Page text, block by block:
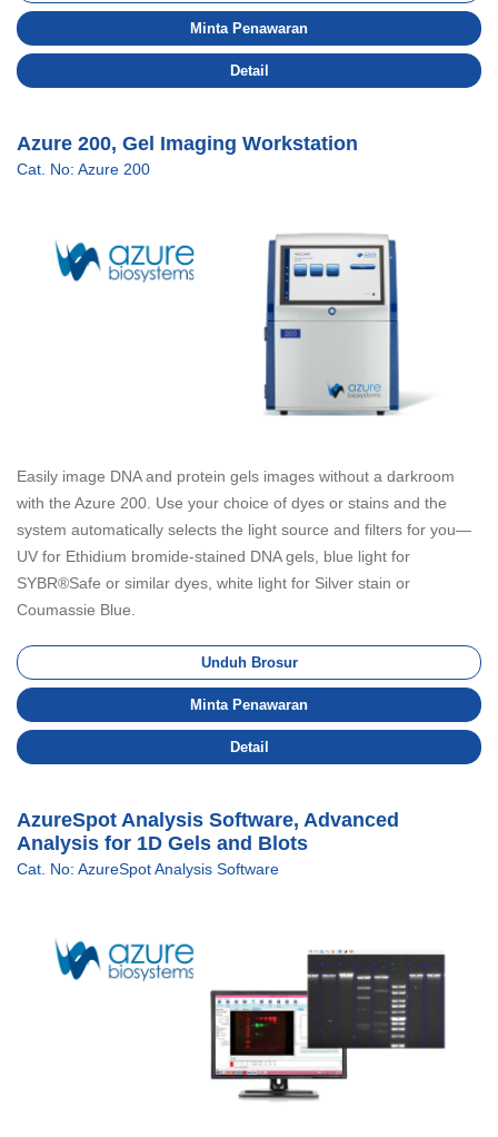
Minta Penawaran
Detail
Azure 200, Gel Imaging Workstation
Cat. No: Azure 200
Easily image DNA and protein gels images without a darkroom
with the Azure 200. Use your choice of dyes or stains and the
system automatically selects the light source and filters for you—
UV for Ethidium bromide-stained DNA gels, blue light for
SYBR®Safe or similar dyes, white light for Silver stain or
Coumassie Blue.
Unduh Brosur
Minta Penawaran
Detail
AzureSpot Analysis Software, Advanced
Analysis for 1D Gels and Blots
Cat. No: AzureSpot Analysis Software